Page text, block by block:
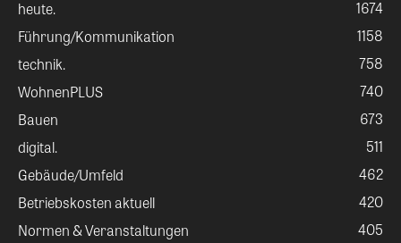
heute.
1674
Führung/Kommunikation
1158
technik.
758
WohnenPLUS
740
Bauen
673
digital.
511
Gebäude/Umfeld
462
Betriebskosten aktuell
420
Normen & Veranstaltungen
405